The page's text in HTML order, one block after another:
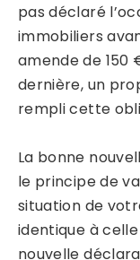
pas déclaré
immobiliers
amende de 150
dernière, un
rempli cette
La bonne
le principe de
situation de
identique à
nouvelle